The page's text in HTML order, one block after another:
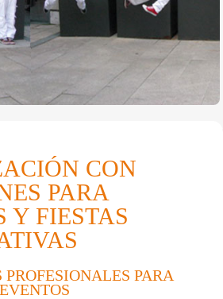
CON
PARA
Y FIESTAS
PROFESIONALES PARA